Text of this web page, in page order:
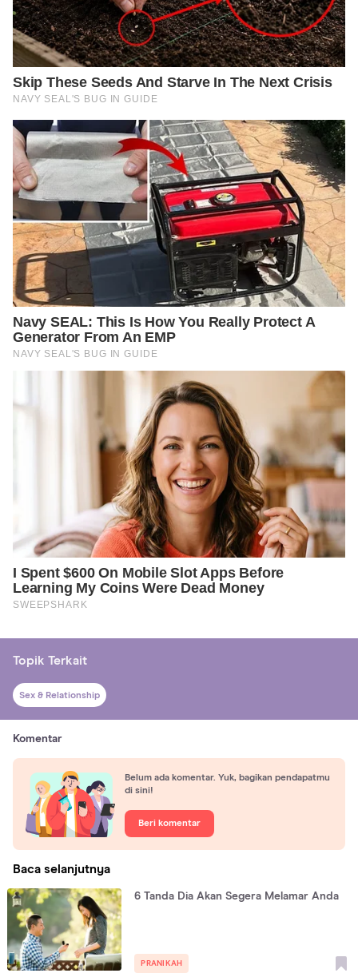
Topik Terkait
Sex & Relationship
Komentar
Belum ada komentar. Yuk, bagikan pendapatmu
di sini!
Beri komentar
Baca selanjutnya
6 Tanda Dia Akan Segera Melamar Anda
PRANIKAH